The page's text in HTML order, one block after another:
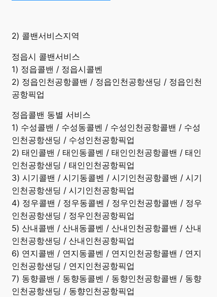
2) 콜밴서비스지역
정읍시 콜밴서비스
1) 정읍콜밴 / 정읍시콜벤
2) 정읍인천공항콜밴 / 정읍인천공항샌딩 / 정읍인천
공항픽업
정읍콜밴 동별 서비스
1) 수성콜밴 / 수성동콜벤 / 수성인천공항콜밴 / 수성
인천공항샌딩 / 수성인천공항픽업
2) 태인콜밴 / 태인동콜벤 / 태인인천공항콜밴 / 태인
인천공항샌딩 / 태인인천공항픽업
3) 시기콜밴 / 시기동콜벤 / 시기인천공항콜밴 / 시기
인천공항샌딩 / 시기인천공항픽업
4) 정우콜밴 / 정우동콜벤 / 정우인천공항콜밴 / 정우
인천공항샌딩 / 정우인천공항픽업
5) 산내콜밴 / 산내동콜벤 / 산내인천공항콜밴 / 산내
인천공항샌딩 / 산내인천공항픽업
6) 연지콜밴 / 연지동콜벤 / 연지인천공항콜밴 / 연지
인천공항샌딩 / 연지인천공항픽업
7) 동향콜밴 / 동향동콜벤 / 동향인천공항콜밴 / 동향
인천공항샌딩 / 동향인천공항픽업